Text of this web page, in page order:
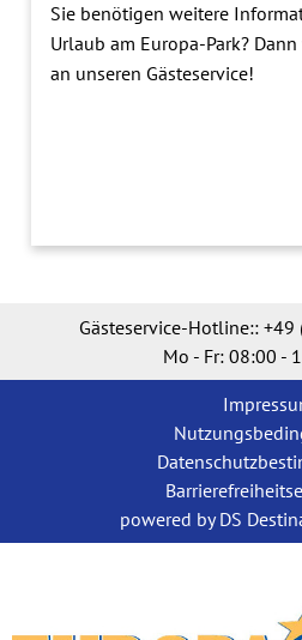
Sie benötigen weitere
Urlaub am Europa-Park?
an unseren Gästeservice!
Gästeservice-Hotline:: +49
Mo - Fr: 08:00 -
powered by DS